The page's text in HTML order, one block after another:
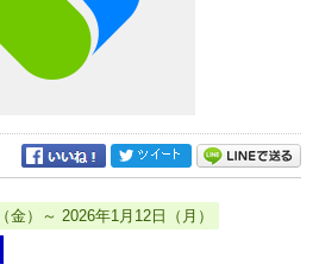
金）～ 2026年1月12日（月）